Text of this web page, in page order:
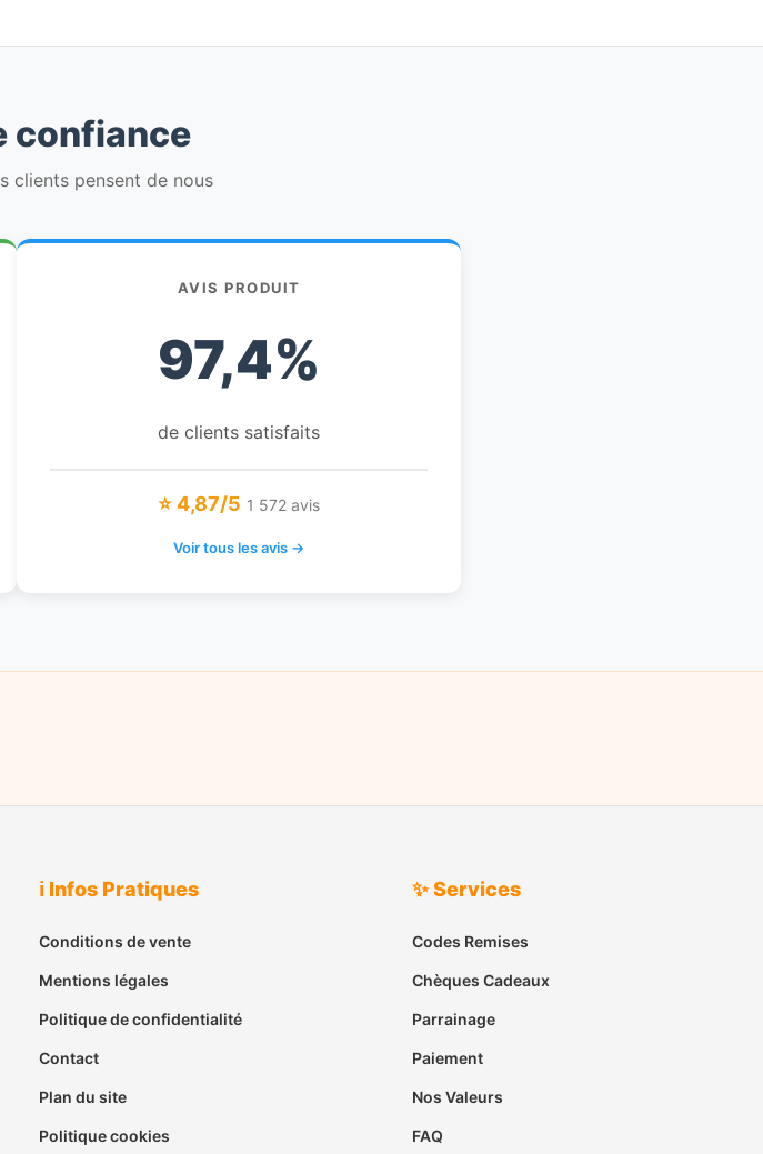
confiance
clients pensent de nous
AVIS PRODUIT
97,4%
de clients satisfaits
⭐ 4,87/5 1 572 avis
Voir tous les avis →
ℹ️ Infos Pratiques
Conditions de vente
Mentions légales
Politique de confidentialité
Contact
Plan du site
Politique cookies
✨ Services
Codes Remises
Chèques Cadeaux
Parrainage
Paiement
Nos Valeurs
FAQ